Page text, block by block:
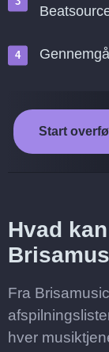
Start
Hvad
Fra
hver